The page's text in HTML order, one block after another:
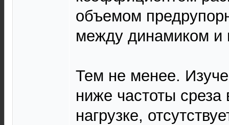
объемом
между динамиком и
Тем не менее.
ниже частоты среза
нагрузке,